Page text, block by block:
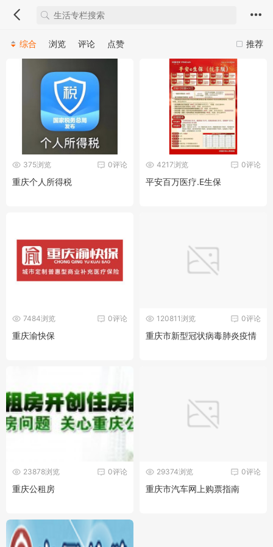
推荐
综合 浏览 评论 点赞
0评论
375浏览
重庆个人所得税
0评论
4217浏览
平安百万医疗.E生保
0评论
7484浏览
重庆渝快保
0评论
120811浏览
重庆市新型冠状病毒肺炎疫情
0评论
23878浏览
重庆公租房
0评论
29374浏览
重庆市汽车网上购票指南